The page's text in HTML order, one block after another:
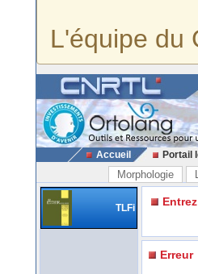
L'équipe du
Accueil Portail
Morphologie
TLFi
Erreur